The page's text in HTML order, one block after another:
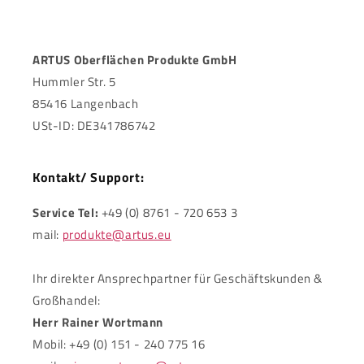
ARTUS Oberflächen Produkte GmbH
Hummler Str. 5
85416 Langenbach
USt-ID: DE341786742
Kontakt/ Support:
Service Tel: +49 (0) 8761 - 720 653 3
mail: produkte@artus.eu
Ihr direkter Ansprechpartner für Geschäftskunden &
Großhandel:
Herr Rainer Wortmann
Mobil: +49 (0) 151 - 240 775 16